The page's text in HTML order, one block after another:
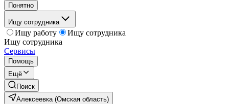
Понятно
Ищу сотрудника
Ищу работу
Ищу сотрудника
Ищу сотрудника
Сервисы
Помощь
Ещё
Поиск
Алексеевка (Омская область)